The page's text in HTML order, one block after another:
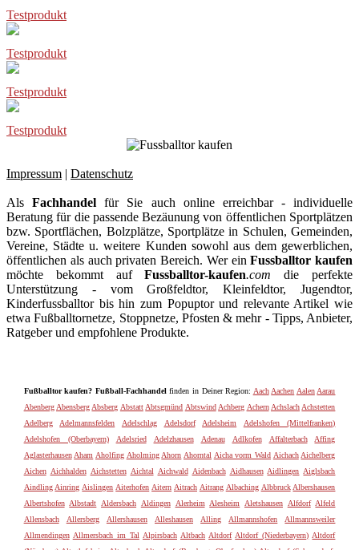
Testprodukt
Testprodukt
Testprodukt
Testprodukt
Impressum | Datenschutz
AlsFachhandel für Sie auch online erreichbar - individuelle
Beratung für die passende Bezäunung von öffentlichen Sportplätzen
bzw. Sportflächen, Bolzplätze, Sportplätze in Schulen, Gemeinden,
Vereine, Städte u. weitere Kunden sowohl aus dem gewerblichen,
öffentlichen als auch privaten Bereich. Wer einFussballtor kaufen
möchte bekommt aufFussballtor-kaufen.com die perfekte
Unterstützung - vom Großfeldtor, Kleinfeldtor, Jugendtor,
Kinderfussballtor bis hin zum Popuptor und relevante Artikel wie
etwa Fußballtornetze, Stoppnetze, Pfosten & mehr - Tipps, Anbieter,
Ratgeber und empfohlene Produkte.
Fußballtor kaufen? Fußball-Fachhandelfinden in Deiner Region: Aach Aachen Aalen Aarau
Abenberg Abensberg Absberg Abstatt Abtsgmünd Abtswind Achberg Achern Achslach Achstetten
Adelberg
Adelmannsfelden Adelschlag Adelsdorf Adelsheim
Adelshofen (Mittelfranken)
Adelshofen (Oberbayern)
Adelsried Adelzhausen Adenau Adlkofen Affalterbach
Affing
Aglasterhausen Aham Aholfing Aholming Ahorn Ahorntal Aicha vorm Wald Aichach Aichelberg
Aichen Aichhalden Aichstetten Aichtal Aichwald Aidenbach Aidhausen Aidlingen Aiglsbach
Aindling Ainring Aislingen Aiterhofen Aitern Aitrach Aitrang Albaching Albbruck Albershausen
Albertshofen Albstadt Aldersbach Aldingen Alerheim Alesheim Aletshausen Alfdorf Alfeld
Allensbach
Allersberg Allershausen Alleshausen Alling Allmannshofen
Allmannsweiler
Allmendingen Allmersbach im Tal Alpirsbach Altbach Altdorf Altdorf (Niederbayern) Altdorf